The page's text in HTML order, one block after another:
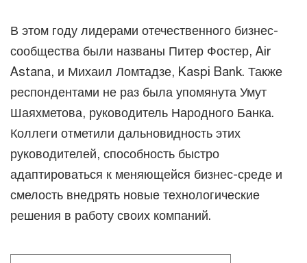
В этом году лидерами отечественного бизнес-
сообщества были названы Питер Фостер, Air
Astana, и Михаил Ломтадзе, Kaspi Bank. Также
респондентами не раз была упомянута Умут
Шаяхметова, руководитель Народного Банка.
Коллеги отметили дальновидность этих
руководителей, способность быстро
адаптироваться к меняющейся бизнес-среде и
смелость внедрять новые технологические
решения в работу своих компаний.